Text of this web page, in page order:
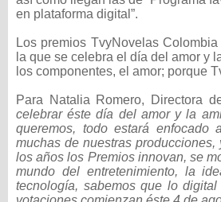
en plataforma digital”.
Los premios TvyNovelas
la que se celebra el día del amor y
los componentes, el amor; porque
Para Natalia Romero, Directora
celebrar éste día del amor y la
queremos, todo estará enfocado
muchas de nuestras
los años los Premios innovan, se
mundo del entretenimiento, la
tecnología, sabemos que lo
wp-